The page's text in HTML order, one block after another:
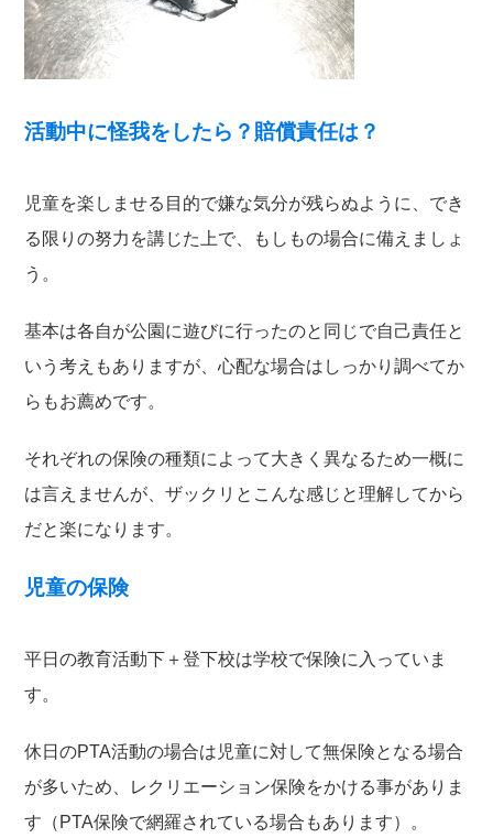
活動中に怪我をしたら？賠償責任は？
児童を楽しませる目的で嫌な気分が残らぬように、でき
る限りの努力を講じた上で、もしもの場合に備えましょ
う。
基本は各自が公園に遊びに行ったのと同じで自己責任と
いう考えもありますが、心配な場合はしっかり調べてか
らもお薦めです。
それぞれの保険の種類によって大きく異なるため一概に
は言えませんが、ザックリとこんな感じと理解してから
だと楽になります。
児童の保険
平日の教育活動下＋登下校は学校で保険に入っていま
す。
休日のPTA活動の場合は児童に対して無保険となる場合
が多いため、レクリエーション保険をかける事がありま
す（PTA保険で網羅されている場合もあります）。